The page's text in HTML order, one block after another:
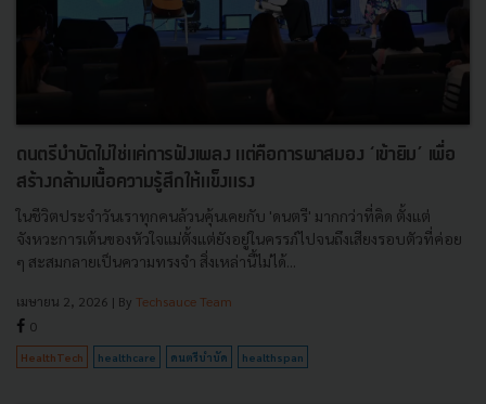
ดนตรีบำบัดไม่ใช่แค่การฟังเพลง แต่คือการพาสมอง ‘เข้ายิม’ เพื่อ
สร้างกล้ามเนื้อความรู้สึกให้แข็งแรง
ในชีวิตประจำวันเราทุกคนล้วนคุ้นเคยกับ 'ดนตรี' มากกว่าที่คิด ตั้งแต่
จังหวะการเต้นของหัวใจแม่ตั้งแต่ยังอยู่ในครรภ์ไปจนถึงเสียงรอบตัวที่ค่อย
ๆ สะสมกลายเป็นความทรงจำ สิ่งเหล่านี้ไม่ได้...
เมษายน 2, 2026 | By Techsauce Team
0
HealthTech healthcare ดนตรีบำบัด healthspan